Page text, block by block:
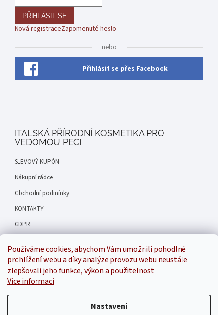
Používáme cookies, abychom Vám umožnili pohodlné
prohlížení webu a díky analýze provozu webu neustále
zlepšovali jeho funkce, výkon a použitelnost
Více informací
Nastavení
PŘIHLÁSIT SE
Nová registraceZapomenuté heslo
nebo
Přihlásit se přes Facebook
ITALSKÁ PŘÍRODNÍ KOSMETIKA PRO
VĚDOMOU PÉČI
SLEVOVÝ KUPÓN
Nákupní rádce
Obchodní podmínky
KONTAKTY
GDPR
Náš příběh
Inspirala